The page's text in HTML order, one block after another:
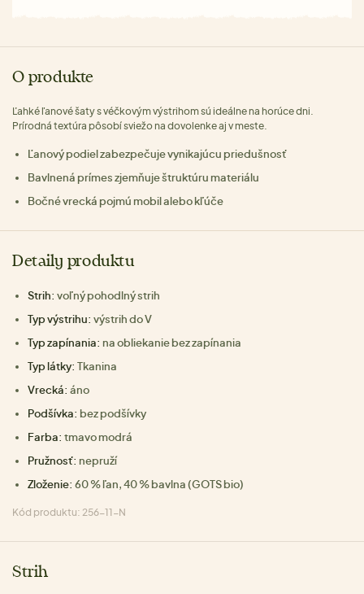
O produkte
Ľahké ľanové šaty s véčkovým výstrihom sú ideálne na horúce dni.
Prírodná textúra pôsobí sviežo na dovolenke aj v meste.
Ľanový podiel zabezpečuje vynikajúcu priedušnosť
Bavlnená prímes zjemňuje štruktúru materiálu
Bočné vrecká pojmú mobil alebo kľúče
Detaily produktu
Strih: voľný pohodlný strih
Typ výstrihu: výstrih do V
Typ zapínania: na obliekanie bez zapínania
Typ látky: Tkanina
Vrecká: áno
Podšívka: bez podšívky
Farba: tmavo modrá
Pružnosť: nepruží
Zloženie: 60 % ľan, 40 % bavlna (GOTS bio)
Kód produktu: 256-11-N
Strih